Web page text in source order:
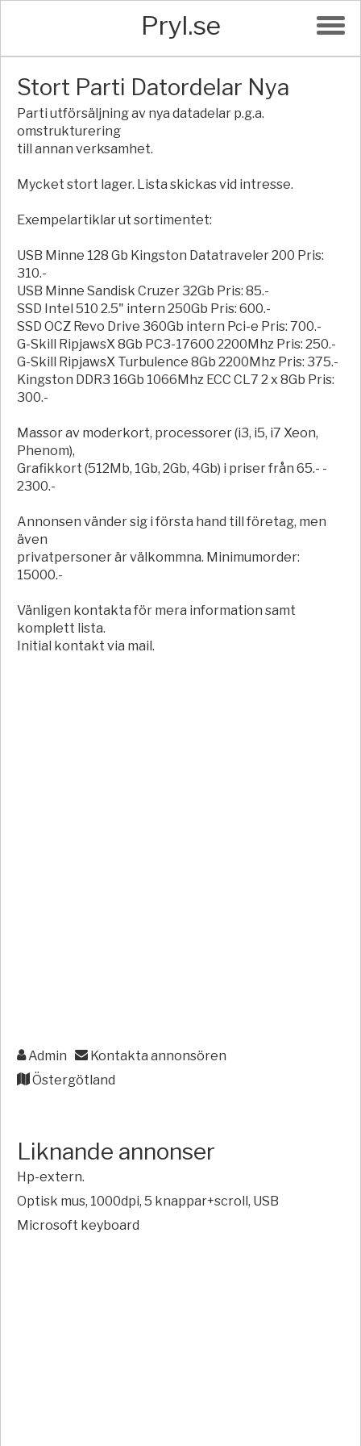
Pryl.se
Stort Parti Datordelar Nya
Parti utförsäljning av nya datadelar p.g.a.
omstrukturering
till annan verksamhet.
Mycket stort lager. Lista skickas vid intresse.
Exempelartiklar ut sortimentet:
USB Minne 128 Gb Kingston Datatraveler 200 Pris:
310.-
USB Minne Sandisk Cruzer 32Gb Pris: 85.-
SSD Intel 510 2.5" intern 250Gb Pris: 600.-
SSD OCZ Revo Drive 360Gb intern Pci-e Pris: 700.-
G-Skill RipjawsX 8Gb PC3-17600 2200Mhz Pris: 250.-
G-Skill RipjawsX Turbulence 8Gb 2200Mhz Pris: 375.-
Kingston DDR3 16Gb 1066Mhz ECC CL7 2 x 8Gb Pris:
300.-
Massor av moderkort, processorer (i3, i5, i7 Xeon,
Phenom),
Grafikkort (512Mb, 1Gb, 2Gb, 4Gb) i priser från 65.- -
2300.-
Annonsen vänder sig i första hand till företag, men
även
privatpersoner är välkommna. Minimumorder:
15000.-
Vänligen kontakta för mera information samt
komplett lista.
Initial kontakt via mail.
Admin
Kontakta annonsören
Östergötland
Liknande annonser
Hp-extern.
Optisk mus, 1000dpi, 5 knappar+scroll, USB
Microsoft keyboard